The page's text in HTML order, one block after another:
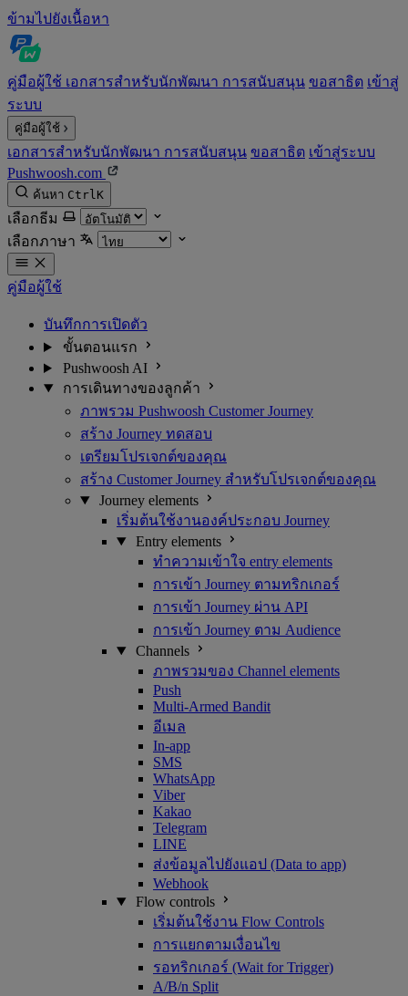
ข้ามไปยังเนื้อหา
คู่มือผู้ใช้ เอกสารสำหรับนักพัฒนา การสนับสนุน ขอสาธิต เข้าสู่
ระบบ
คู่มือผู้ใช้
เอกสารสำหรับนักพัฒนา การสนับสนุน ขอสาธิต เข้าสู่ระบบ
Pushwoosh.com
ค้นหา CtrlK
เลือกธีม
เลือกภาษา
คู่มือผู้ใช้
บันทึกการเปิดตัว
ขั้นตอนแรก
Pushwoosh AI
การเดินทางของลูกค้า
ภาพรวม Pushwoosh Customer Journey
สร้าง Journey ทดสอบ
เตรียมโปรเจกต์ของคุณ
สร้าง Customer Journey สำหรับโปรเจกต์ของคุณ
Journey elements
เริ่มต้นใช้งานองค์ประกอบ Journey
Entry elements
ทำความเข้าใจ entry elements
การเข้า Journey ตามทริกเกอร์
การเข้า Journey ผ่าน API
การเข้า Journey ตาม Audience
Channels
ภาพรวมของ Channel elements
Push
Multi-Armed Bandit
อีเมล
In-app
SMS
WhatsApp
Viber
Kakao
Telegram
LINE
ส่งข้อมูลไปยังแอป (Data to app)
Webhook
Flow controls
เริ่มต้นใช้งาน Flow Controls
การแยกตามเงื่อนไข
รอทริกเกอร์ (Wait for Trigger)
A/B/n Split